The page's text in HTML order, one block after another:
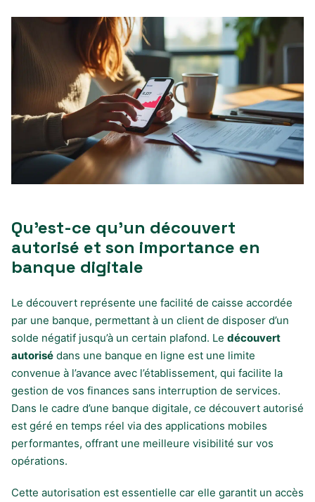
Qu’est-ce qu’un découvert
autorisé et son importance en
banque digitale
Le découvert représente une facilité de caisse accordée
par une banque, permettant à un client de disposer d’un
solde négatif jusqu’à un certain plafond. Le découvert
autorisé dans une banque en ligne est une limite
convenue à l’avance avec l’établissement, qui facilite la
gestion de vos finances sans interruption de services.
Dans le cadre d’une banque digitale, ce découvert autorisé
est géré en temps réel via des applications mobiles
performantes, offrant une meilleure visibilité sur vos
opérations.
Cette autorisation est essentielle car elle garantit un accès